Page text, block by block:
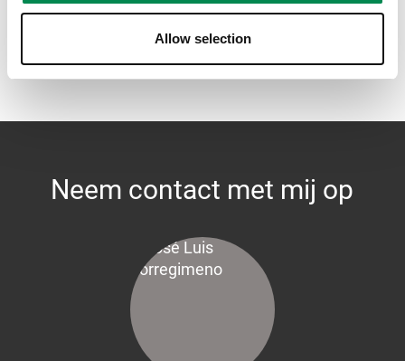
Allow selection
Neem contact met mij op